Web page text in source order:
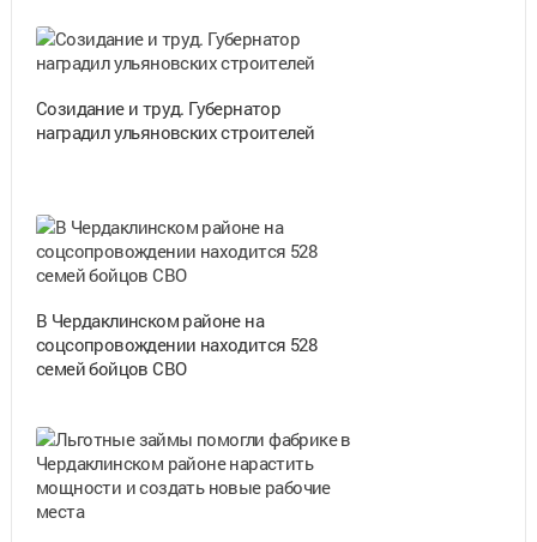
Созидание и труд. Губернатор
наградил ульяновских строителей
В Чердаклинском районе на
соцсопровождении находится 528
семей бойцов СВО